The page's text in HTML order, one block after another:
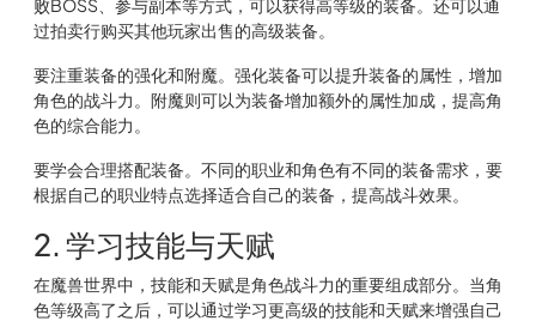
败BOSS、参与副本等方式，可以获得高等级的装备。还可以通
过拍卖行购买其他玩家出售的高级装备。
要注重装备的强化和附魔。强化装备可以提升装备的属性，增加
角色的战斗力。附魔则可以为装备增加额外的属性加成，提高角
色的综合能力。
要学会合理搭配装备。不同的职业和角色有不同的装备需求，要
根据自己的职业特点选择适合自己的装备，提高战斗效果。
2. 学习技能与天赋
在魔兽世界中，技能和天赋是角色战斗力的重要组成部分。当角
色等级高了之后，可以通过学习更高级的技能和天赋来增强自己